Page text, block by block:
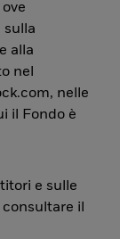
sulla
alla
nel
nelle
il Fondo è
e sulle
il